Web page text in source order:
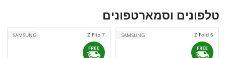
טלפונים וסמארטפונים
Z Fold 6
SAMSUNG
Z Flip 7
SAMSUNG